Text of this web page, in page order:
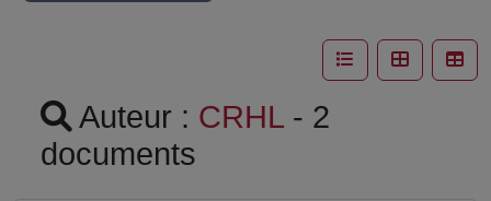
Auteur : CRHL - 2
documents